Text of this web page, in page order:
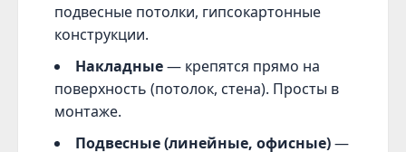
подвесные потолки, гипсокартонные
конструкции.
Накладные— крепятся прямо на
поверхность (потолок, стена). Просты в
монтаже.
Подвесные (линейные, офисные)—